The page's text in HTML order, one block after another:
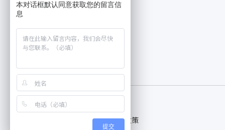
联系我们 隐私政策
本对话框默认同意获取您的留言信
息
提交